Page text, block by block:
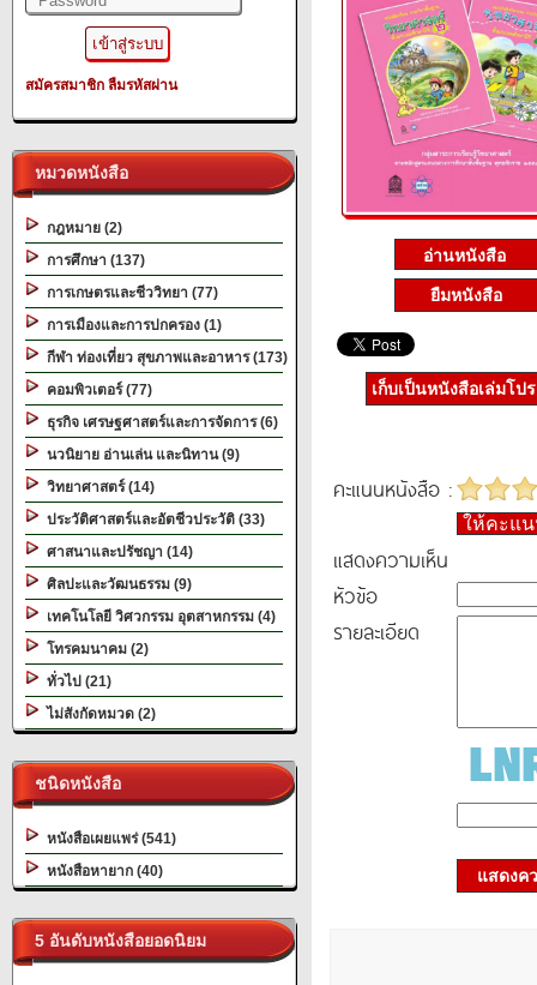
สมัครสมาชิก ลืมรหัสผ่าน
หมวดหนังสือ
กฎหมาย (2)
การศึกษา (137)
การเกษตรและชีววิทยา (77)
การเมืองและการปกครอง (1)
กีฬา ท่องเที่ยว สุขภาพและอาหาร (173)
คอมพิวเตอร์ (77)
ธุรกิจ เศรษฐศาสตร์และการจัดการ (6)
นวนิยาย อ่านเล่น และนิทาน (9)
วิทยาศาสตร์ (14)
ประวัติศาสตร์และอัตชีวประวัติ (33)
ศาสนาและปรัชญา (14)
ศิลปะและวัฒนธรรม (9)
เทคโนโลยี วิศวกรรม อุตสาหกรรม (4)
โทรคมนาคม (2)
ทั่วไป (21)
ไม่สังกัดหมวด (2)
ชนิดหนังสือ
หนังสือเผยแพร่ (541)
หนังสือหายาก (40)
5 อันดับหนังสือยอดนิยม
ยืมหนังสือ
เก็บเป็นหนังสือเล่มโป
คะแนนหนังสือ :
ให้คะแ
แสดงความเห็น
หัวข้อ
รายละเอียด
แสดงค